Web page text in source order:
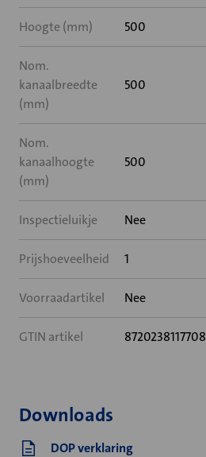
Hoogte (mm) 500
Nom.
kanaalbreedte
(mm)
500
Nom.
kanaalhoogte
(mm)
500
Inspectieluikje Nee
Prijshoeveelheid 1
Voorraadartikel Nee
GTIN artikel 8720238117708
Downloads
DOP verklaring